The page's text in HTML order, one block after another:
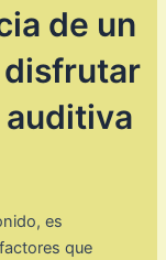
de un
disfrutar
es
que